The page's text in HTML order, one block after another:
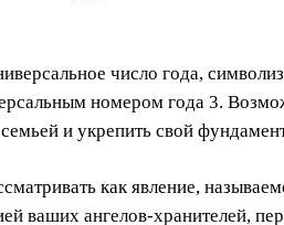
число года,
номером года 3.
и укрепить свой
как явление,
ваших ангелов-хранителей,